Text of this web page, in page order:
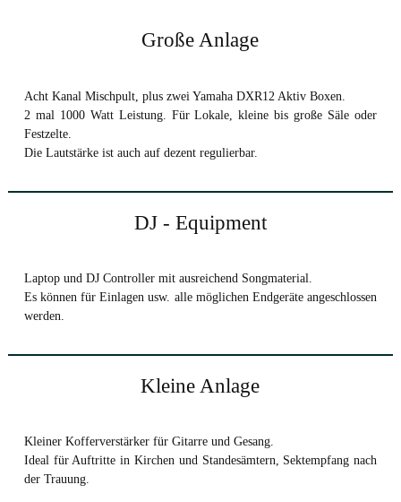
Große Anlage
Acht Kanal Mischpult, plus zwei Yamaha DXR12 Aktiv Boxen.
2 mal 1000 Watt Leistung. Für Lokale, kleine bis große Säle oder
Festzelte.
Die Lautstärke ist auch auf dezent regulierbar.
DJ - Equipment
Laptop und DJ Controller mit ausreichend Songmaterial.
Es können für Einlagen usw. alle möglichen Endgeräte angeschlossen
werden.
Kleine Anlage
Kleiner Kofferverstärker für Gitarre und Gesang.
Ideal für Auftritte in Kirchen und Standesämtern, Sektempfang nach
der Trauung.